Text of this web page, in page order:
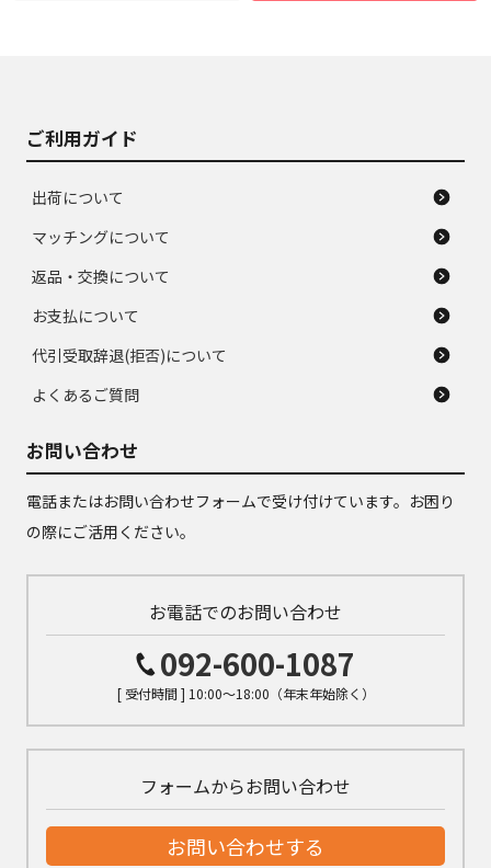
ご利用ガイド
出荷について
マッチングについて
返品・交換について
お支払について
代引受取辞退(拒否)について
よくあるご質問
お問い合わせ
電話またはお問い合わせフォームで受け付けています。お困り
の際にご活用ください。
お電話でのお問い合わせ
092-600-1087
[ 受付時間 ] 10:00～18:00（年末年始除く）
フォームからお問い合わせ
お問い合わせする